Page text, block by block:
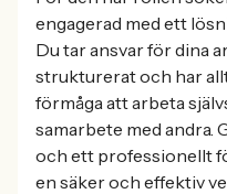
engagerad med ett
Du tar ansvar för dina
strukturerat och har
förmåga att arbeta
samarbete med andra.
och ett professionellt
en säker och effektiv